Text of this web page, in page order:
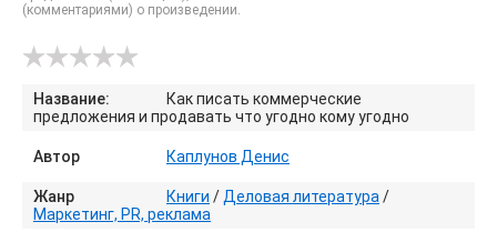
(комментариями) о произведении.
Название:
Как писать коммерческие
предложения и продавать что угодно кому угодно
Автор Каплунов Денис
Жанр Книги / Деловая литература /
Маркетинг, PR, реклама